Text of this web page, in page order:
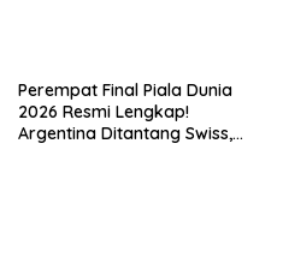
Perempat Final Piala Dunia
2026 Resmi Lengkap!
Argentina Ditantang Swiss,